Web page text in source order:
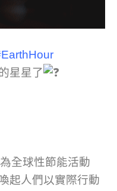
星星了
全球性節能活動
起人們以實際行動